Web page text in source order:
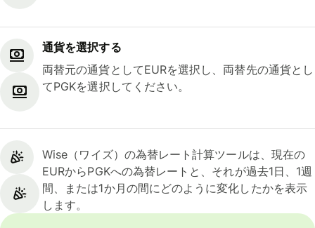
通貨を選択する
両替元の通貨としてEURを選択し、両替先の通貨とし
てPGKを選択してください。
Wise（ワイズ）の為替レート計算ツールは、現在の
EURからPGKへの為替レートと、それが過去1日、1週
間、または1か月の間にどのように変化したかを表示
します。